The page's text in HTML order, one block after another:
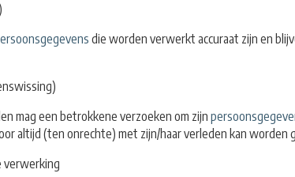
die worden verwerkt accuraat zijn en
mag een betrokkene verzoeken om zijn
altijd (ten onrechte) met zijn/haar verleden kan worden
verwerking